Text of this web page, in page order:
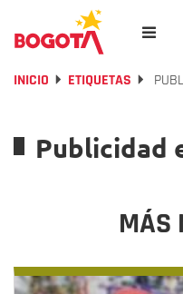
INICIO ETIQUETAS
Publicidad
MÁS